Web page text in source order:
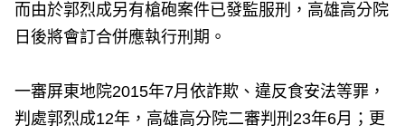
而由於郭烈成另有槍砲案件已發監服刑，高雄高分院
日後將會訂合併應執行刑期。
一審屏東地院2015年7月依詐欺、違反食安法等罪，
判處郭烈成12年，高雄高分院二審判刑23年6月；更